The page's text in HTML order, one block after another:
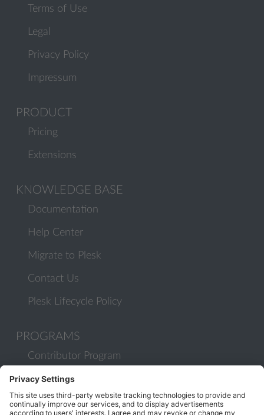
Terms of Use
Legal
Privacy Policy
Impressum
PRODUCT
Pricing
Extensions
KNOWLEDGE BASE
Documentation
Help Center
Migrate to Plesk
Contact Us
Plesk Lifecycle Policy
PROGRAMS
Contributor Program
Partner Program